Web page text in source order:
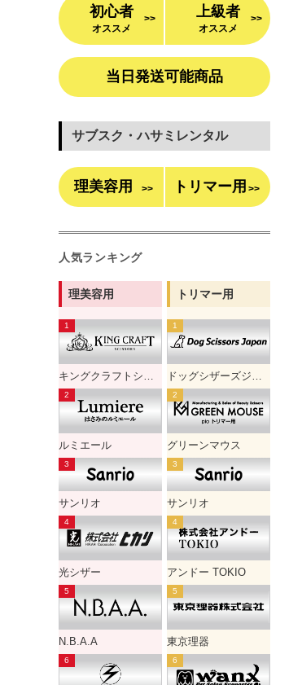
初心者
オススメ
>> 上級者
オススメ
>>
当日発送可能商品
サブスク・ハサミレンタル
理美容用 >> トリマー用 >>
人気ランキング
理美容用
キングクラフトシザー
ルミエール
サンリオ
光シザー
N.B.A.A
トリマー用
ドッグシザーズジャパン
グリーンマウス
サンリオ
アンドー TOKIO
東京理器